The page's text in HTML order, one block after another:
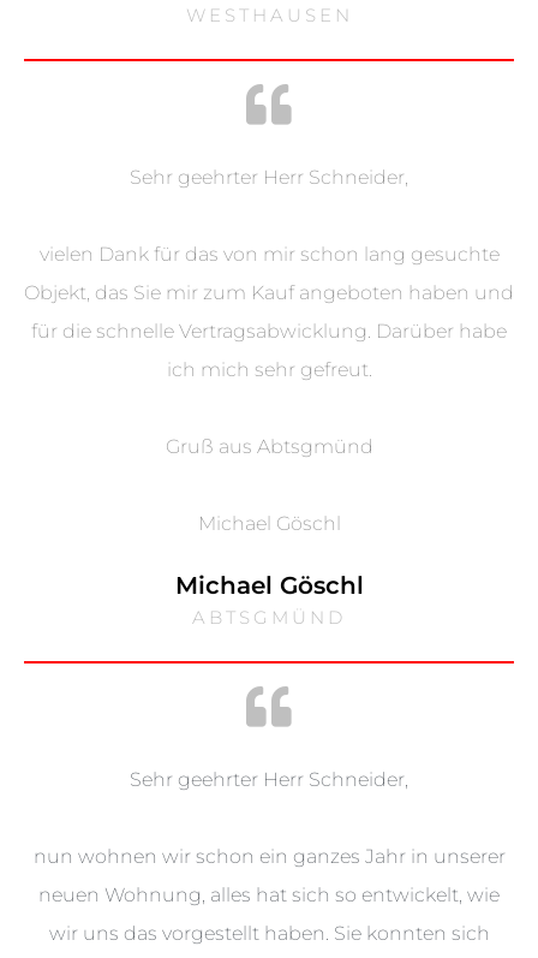
WESTHAUSEN
Sehr geehrter Herr Schneider,
vielen Dank für das von mir schon lang gesuchte
Objekt, das Sie mir zum Kauf angeboten haben und
für die schnelle Vertragsabwicklung. Darüber habe
ich mich sehr gefreut.
Gruß aus Abtsgmünd
Michael Göschl
Michael Göschl
ABTSGMÜND
Sehr geehrter Herr Schneider,
nun wohnen wir schon ein ganzes Jahr in unserer
neuen Wohnung, alles hat sich so entwickelt, wie
wir uns das vorgestellt haben. Sie konnten sich